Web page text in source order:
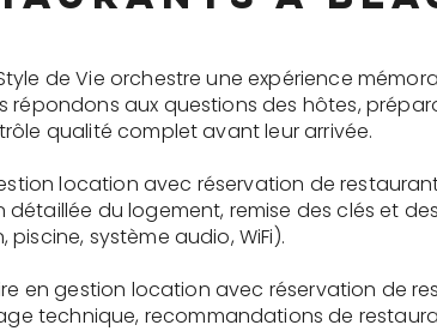
de Vie orchestre une expérience
répondons aux questions des hôtes,
qualité complet avant leur arrivée.
location avec réservation de
du logement, remise des clés et
système audio, WiFi).
en gestion location avec réservation de
technique, recommandations de